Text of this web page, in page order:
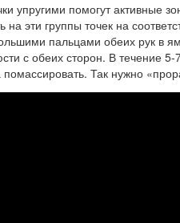
упругими помогут активные
на эти группы точек на
пальцами обеих рук в
с обеих сторон. В течение
помассировать. Так нужно